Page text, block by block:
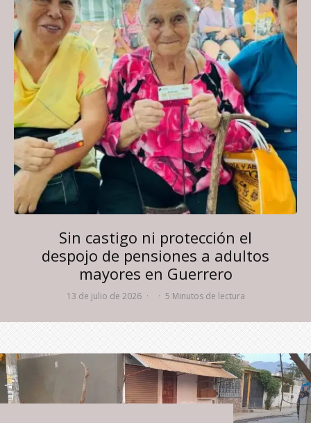
Sin castigo ni protección el
despojo de pensiones a adultos
mayores en Guerrero
13 de julio de 2026 · · 5 Minutos de lectura